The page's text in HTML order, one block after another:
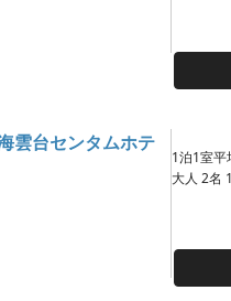
雲台センタムホテ
1泊1室平
大人 2名